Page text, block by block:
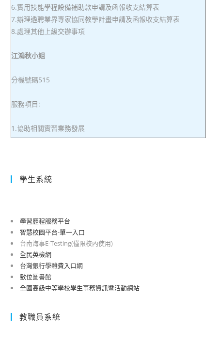
6.實用技能學程設備補助款申請及函報收支結算表
7.辦理遴聘業界專家協同教學計畫申請及函報收支結算表
8.處理其他上級交辦事項
江鴻秋小姐
分機號碼515
服務項目:
1.協助相關實習業務發展
學生系統
學習歷程服務平台
智慧校園平台-單一入口
台南海事E-Testing(僅限校內使用)
全民英檢網
台灣銀行學雜費入口網
數位圖書館
全國高級中等學校學生事務資訊暨活動網站
教職員系統